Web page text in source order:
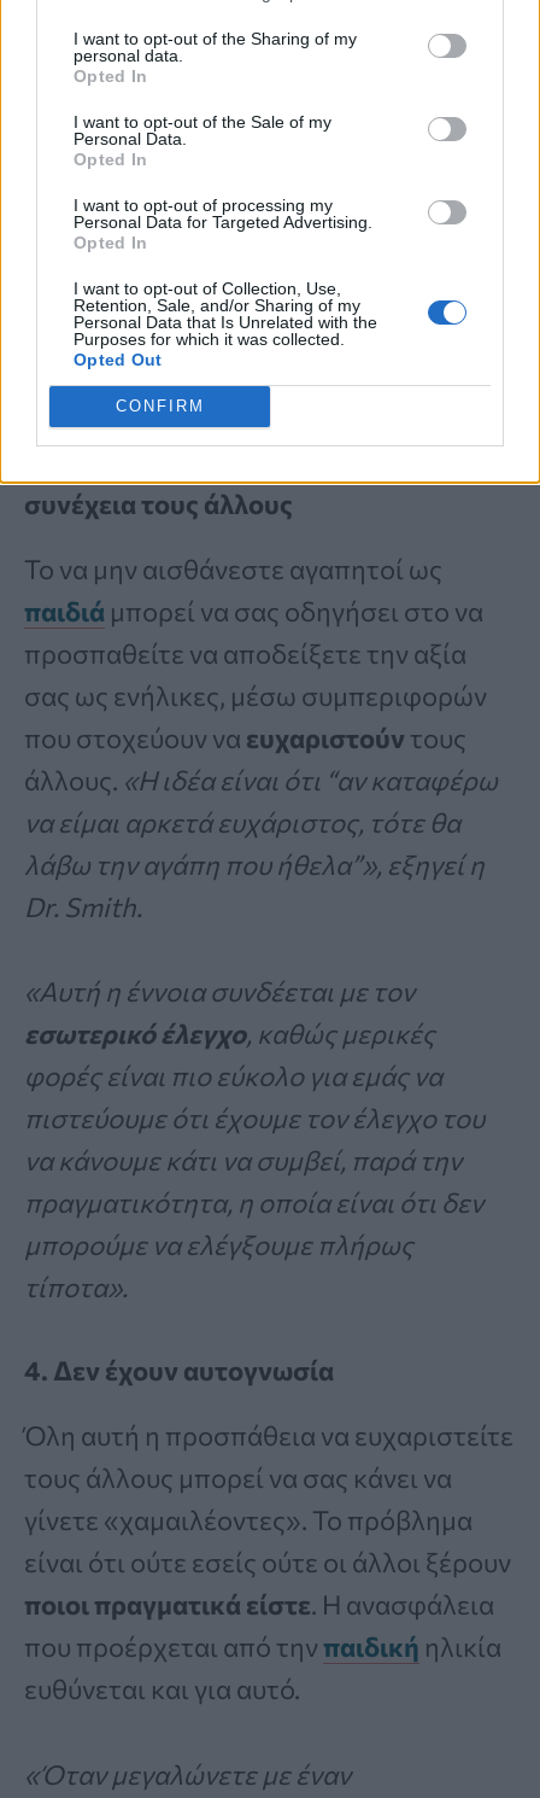
I want to opt-out of the Sharing of my
personal data.
Opted In
I want to opt-out of the Sale of my
Personal Data.
Opted In
I want to opt-out of processing my
Personal Data for Targeted Advertising.
Opted In
I want to opt-out of Collection, Use,
Retention, Sale, and/or Sharing of my
Personal Data that Is Unrelated with the
Purposes for which it was collected.
Opted Out
CONFIRM
«Παρόλο που όλοι επωφελούμαστε από
επιβεβαίωση
ανασφάλειας μπορεί να εκδηλωθεί με
φαινομενικά ασταμάτητες ερωτήσεις
για επιβεβαίωση και με την αίσθηση από
τον άνθρωπο που προσφέρει αυτή την
επιβεβαίωση ότι τίποτα δεν είναι
αρκετό για να σας κάνει να νιώσετε
ασφάλεια».
συνέχεια τους άλλους
Το να μην αισθάνεστε αγαπητοί ως
παιδιά μπορεί να σας οδηγήσει στο να
προσπαθείτε να αποδείξετε την αξία
σας ως ενήλικες, μέσω συμπεριφορών
που στοχεύουν να ευχαριστούν τους
άλλους. «Η ιδέα είναι ότι “αν καταφέρω
να είμαι αρκετά ευχάριστος, τότε θα
λάβω την αγάπη που ήθελα”», εξηγεί η
Dr. Smith.
«Αυτή η έννοια συνδέεται με τον
εσωτερικό έλεγχο, καθώς μερικές
φορές είναι πιο εύκολο για εμάς να
πιστεύουμε ότι έχουμε τον έλεγχο του
να κάνουμε κάτι να συμβεί, παρά την
πραγματικότητα, η οποία είναι ότι δεν
μπορούμε να ελέγξουμε πλήρως
τίποτα».
4. Δεν έχουν αυτογνωσία
Όλη αυτή η προσπάθεια να ευχαριστείτε
τους άλλους μπορεί να σας κάνει να
γίνετε «χαμαιλέοντες». Το πρόβλημα
είναι ότι ούτε εσείς ούτε οι άλλοι ξέρουν
ποιοι πραγματικά είστε. Η ανασφάλεια
που προέρχεται από τηνπαιδική ηλικία
ευθύνεται και για αυτό.
«Όταν μεγαλώνετε με έναν